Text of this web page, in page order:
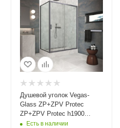
Душевой уголок Vegas-
Glass ZP+ZPV Protec
ZP+ZPV Protec h1900
130*75 06 02 130х75 стекло
Есть в наличии